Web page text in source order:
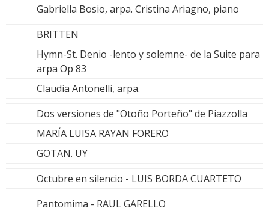
Gabriella Bosio, arpa. Cristina Ariagno, piano
BRITTEN
Hymn-St. Denio -lento y solemne- de la Suite para
arpa Op 83
Claudia Antonelli, arpa.
Dos versiones de "Otoño Porteño" de Piazzolla
MARÍA LUISA RAYAN FORERO
GOTAN. UY
Octubre en silencio - LUIS BORDA CUARTETO
Pantomima - RAUL GARELLO